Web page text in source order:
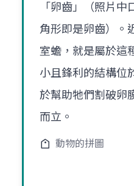
「卵齒」（照片
角形即是卵齒）。
室蟾，就是屬於這
小且鋒利的結構位
於幫助牠們割破卵
而立。
動物的拼圖